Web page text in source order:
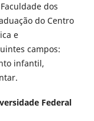
dos
do Centro
e
campos:
infantil,
Federal